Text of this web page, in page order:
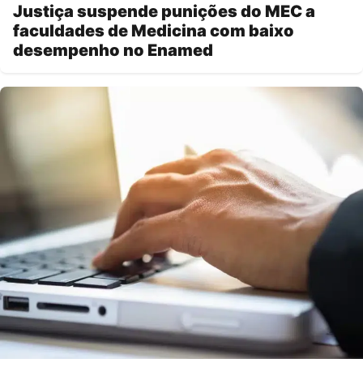
Justiça suspende punições do MEC a
faculdades de Medicina com baixo
desempenho no Enamed